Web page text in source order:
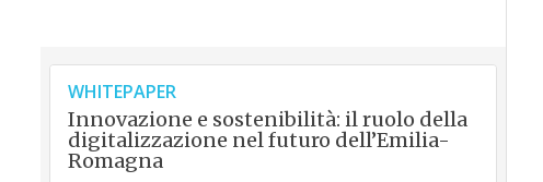
WHITEPAPER
Innovazione e sostenibilità: il ruolo della
digitalizzazione nel futuro dell’Emilia-
Romagna